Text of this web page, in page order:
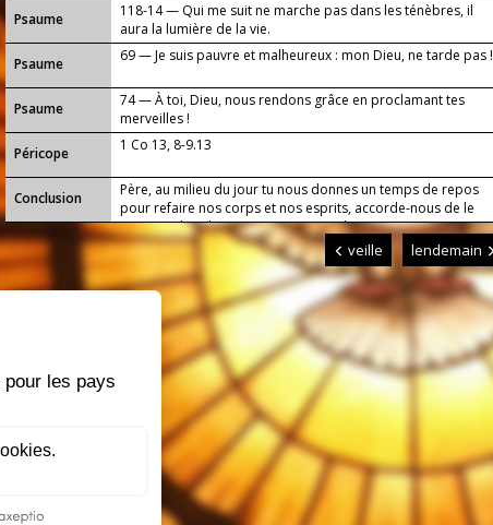
Psaume
118-14 — Qui me suit ne marche pas dans les ténèbres, il
aura la lumière de la vie.
Psaume
69 — Je suis pauvre et malheureux : mon Dieu, ne tarde pas !
Psaume
74 — À toi, Dieu, nous rendons grâce en proclamant tes
merveilles !
Péricope
1 Co 13, 8-9.13
Conclusion
Père, au milieu du jour tu nous donnes un temps de repos
pour refaire nos corps et nos esprits, accorde-nous de le
recevoir dans la reconnaissance et d’en tirer profit pour ton
service et celui de nos frères. Par Jésus, le Christ, notre
veille lendemain